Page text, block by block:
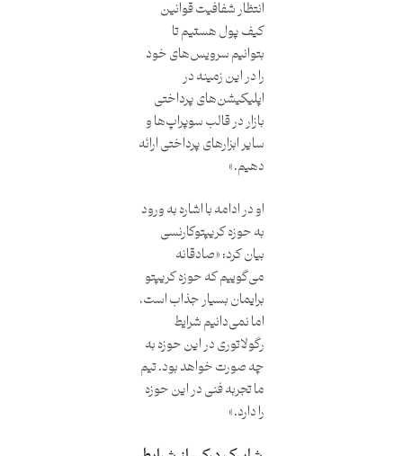
انتظار شفافیت قوانین
کیف پول هستیم تا
بتوانیم سرویس‌های خود
را در این زمینه در
اپلیکیشن‌های پرداختی
بازار در قالب سوپراپ‌ها و
سایر ابزارهای پرداختی ارائه
دهیم.»
او در ادامه با اشاره به ورود
به حوزه کریپتوکارنسی
بیان کرد: «صادقانه
می‌گوییم که حوزه کریپتو
برایمان بسیار جذاب است،
اما نمی‌دانیم شرایط
رگولاتوری در این حوزه به
چه صورت خواهد بود. تیم
ما تجربه فنی در این حوزه
را دارد.»